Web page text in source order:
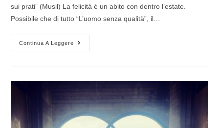
sui prati” (Musil) La felicità è un abito con dentro l’estate.
Possibile che di tutto “L’uomo senza qualità”, il…
Continua A Leggere